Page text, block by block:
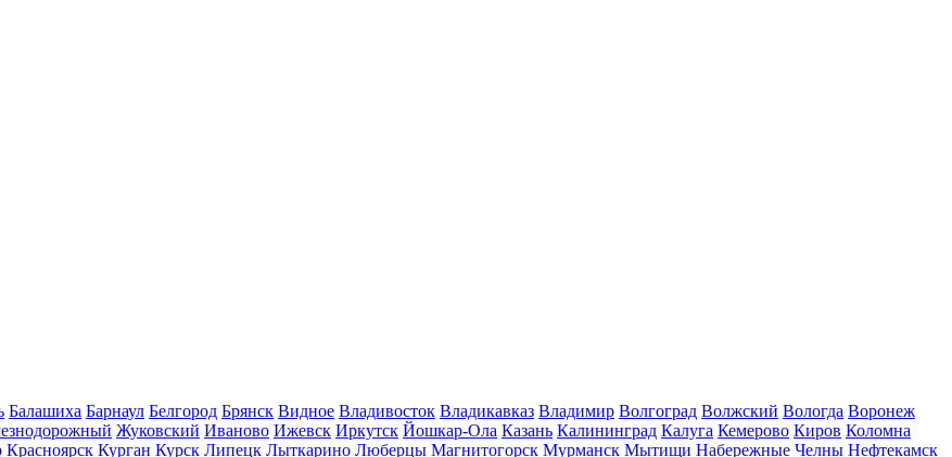
Балашиха Барнаул Белгород Брянск Видное Владивосток Владикавказ Владимир Волгоград Волжский Вологда Воронеж
Жуковский Иваново Ижевск Иркутск Йошкар-Ола Казань Калининград Калуга Кемерово Киров Коломна
Красноярск Курган Курск Липецк Лыткарино Люберцы Магнитогорск Мурманск Мытищи Набережные Челны Нефтекамск